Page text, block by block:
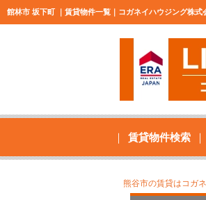
館林市 坂下町 ｜賃貸物件一覧｜コガネイハウジング株
賃貸物件検索
熊谷市の賃貸はコガ